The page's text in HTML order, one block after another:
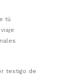
tú
testigo de